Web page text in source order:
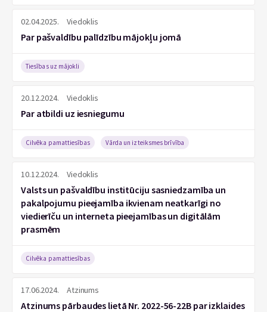
02.04.2025. Viedoklis
Par pašvaldību palīdzību mājokļu jomā
Tiesības uz mājokli
20.12.2024. Viedoklis
Par atbildi uz iesniegumu
Cilvēka pamattiesības Vārda un izteiksmes brīvība
10.12.2024. Viedoklis
Valsts un pašvaldību institūciju sasniedzamība un
pakalpojumu pieejamība ikvienam neatkarīgi no
viedierīču un interneta pieejamības un digitālām
prasmēm
Cilvēka pamattiesības
17.06.2024. Atzinums
Atzinums pārbaudes lietā Nr. 2022-56-22B par izklaides